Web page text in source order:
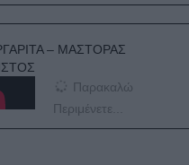
– ΜΑΣΤΟΡΑΣ
Παρακαλώ
Περιμένετε...